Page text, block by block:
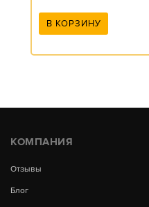
В КОРЗИНУ
КОМПАНИЯ
Отзывы
Блог